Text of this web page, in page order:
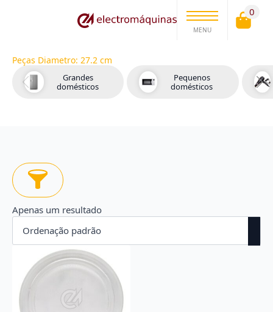
MENU
0
Peças Diametro: 27.2 cm
Grandes
domésticos
Pequenos
domésticos
Apenas um resultado